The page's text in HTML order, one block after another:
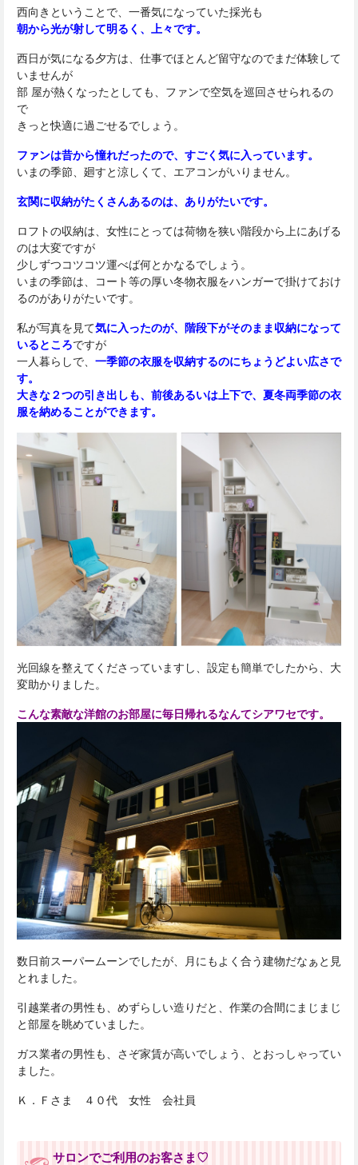
西向きということで、一番気になっていた採光も
朝から光が射して明るく、上々です。
西日が気になる夕方は、仕事でほとんど留守なのでまだ体験して
いませんが
部 屋が熱くなったとしても、ファンで空気を巡回させられるの
で
きっと快適に過ごせるでしょう。
ファンは昔から憧れだったので、すごく気に入っています。
いまの季節、廻すと涼しくて、エアコンがいりません。
玄関に収納がたくさんあるのは、ありがたいです。
ロフトの収納は、女性にとっては荷物を狭い階段から上にあげる
のは大変ですが
少しずつコツコツ運べば何とかなるでしょう。
いまの季節は、コート等の厚い冬物衣服をハンガーで掛けておけ
るのがありがたいです。
私が写真を見て気に入ったのが、階段下がそのまま収納になって
いるところですが
一人暮らしで、 一季節の衣服を収納するのにちょうどよい広さで
す。
大きな２つの引き出しも、前後あるいは上下で、夏冬両季節の衣
服を納めることができます。
光回線を整えてくださっていますし、設定も簡単でしたから、大
変助かりました。
こんな素敵な洋館のお部屋に毎日帰れるなんてシアワセです。
数日前スーパームーンでしたが、月にもよく合う建物だなぁと見
とれました。
引越業者の男性も、めずらしい造りだと、作業の合間にまじまじ
と部屋を眺めていました。
ガス業者の男性も、さぞ家賃が高いでしょう、とおっしゃってい
ました。
Ｋ．Ｆさま ４０代 女性 会社員
サロンでご利用のお客さま♡